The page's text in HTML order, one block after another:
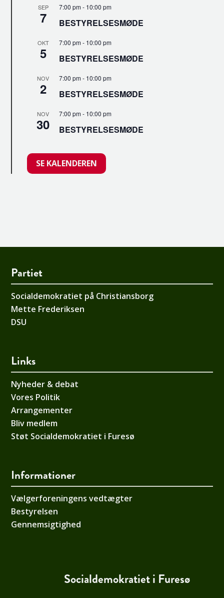
SEP
7
7:00 pm- 10:00 pm
BESTYRELSESMØDE
OKT
5
7:00 pm- 10:00 pm
BESTYRELSESMØDE
NOV
2
7:00 pm- 10:00 pm
BESTYRELSESMØDE
NOV
30
7:00 pm- 10:00 pm
BESTYRELSESMØDE
SE KALENDEREN
Partiet
Socialdemokratiet på Christiansborg
Mette Frederiksen
DSU
Links
Nyheder & debat
Vores Politik
Arrangementer
Bliv medlem
Støt Socialdemokratiet i Furesø
Informationer
Vælgerforeningens vedtægter
Bestyrelsen
Gennemsigtighed
Socialdemokratiet i Furesø